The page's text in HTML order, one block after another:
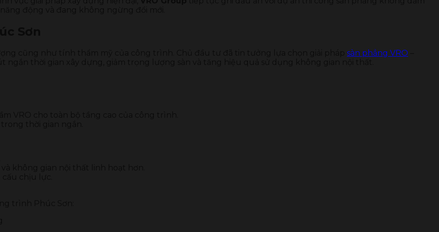
động và đang không ngừng đổi mới.
Sơn
cũng như tính thẩm mỹ của công trình. Chủ đầu tư đã tin tưởng lựa chọn giải pháp sàn phẳng VRO
thời gian xây dựng, giảm trọng lượng sàn và tăng hiệu quả sử dụng không gian nội thất.